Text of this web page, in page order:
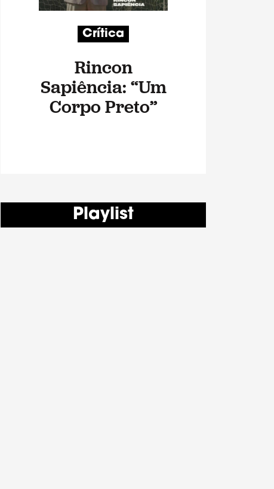
Crítica
Rincon
Sapiência: “Um
Corpo Preto”
Playlist